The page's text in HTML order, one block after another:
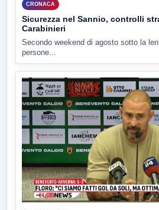
CRONACA
Sicurezza nel Sannio, controlli
Carabinieri
Secondo weekend di agosto sotto la
persone...